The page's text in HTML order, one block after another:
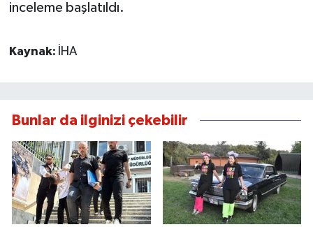
inceleme başlatıldı.
Kaynak: İHA
Bunlar da ilginizi çekebilir